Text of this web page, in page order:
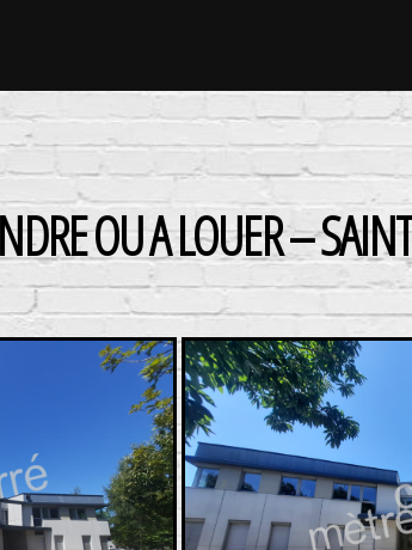
OU A LOUER –